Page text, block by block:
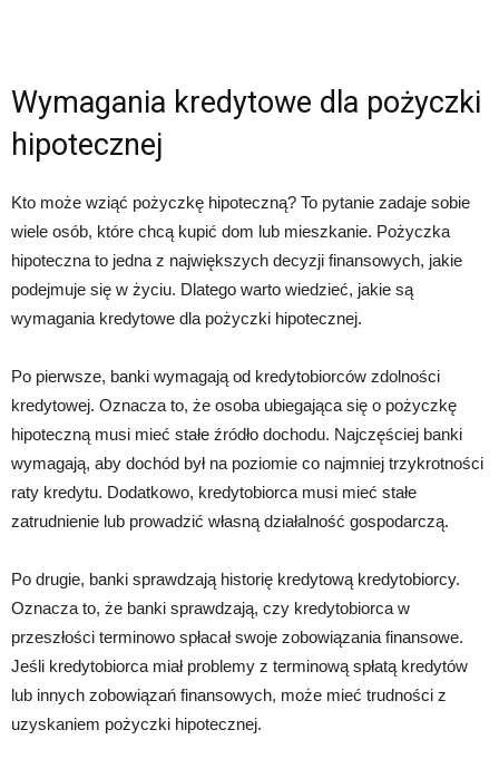
Wymagania kredytowe dla pożyczki
hipotecznej
Kto może wziąć pożyczkę hipoteczną? To pytanie zadaje sobie
wiele osób, które chcą kupić dom lub mieszkanie. Pożyczka
hipoteczna to jedna z największych decyzji finansowych, jakie
podejmuje się w życiu. Dlatego warto wiedzieć, jakie są
wymagania kredytowe dla pożyczki hipotecznej.
Po pierwsze, banki wymagają od kredytobiorców zdolności
kredytowej. Oznacza to, że osoba ubiegająca się o pożyczkę
hipoteczną musi mieć stałe źródło dochodu. Najczęściej banki
wymagają, aby dochód był na poziomie co najmniej trzykrotności
raty kredytu. Dodatkowo, kredytobiorca musi mieć stałe
zatrudnienie lub prowadzić własną działalność gospodarczą.
Po drugie, banki sprawdzają historię kredytową kredytobiorcy.
Oznacza to, że banki sprawdzają, czy kredytobiorca w
przeszłości terminowo spłacał swoje zobowiązania finansowe.
Jeśli kredytobiorca miał problemy z terminową spłatą kredytów
lub innych zobowiązań finansowych, może mieć trudności z
uzyskaniem pożyczki hipotecznej.